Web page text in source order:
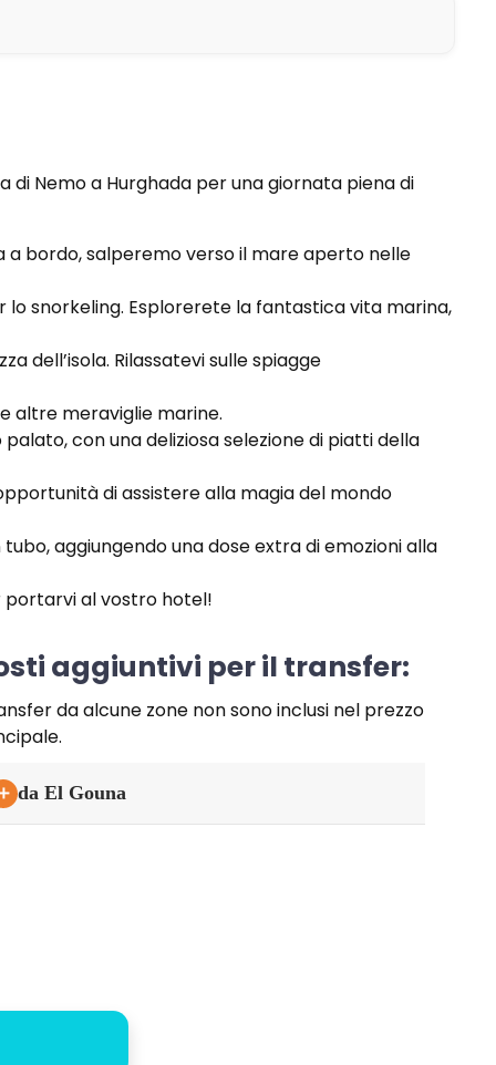
di Nemo a Hurghada per una giornata piena di
bordo, salperemo verso il mare aperto nelle
snorkeling. Esplorerete la fantastica vita marina,
dell’isola. Rilassatevi sulle spiagge
altre meraviglie marine.
con una deliziosa selezione di piatti della
di assistere alla magia del mondo
aggiungendo una dose extra di emozioni alla
al vostro hotel!
aggiuntivi per il transfer:
da alcune zone non sono inclusi nel prezzo
da El Gouna